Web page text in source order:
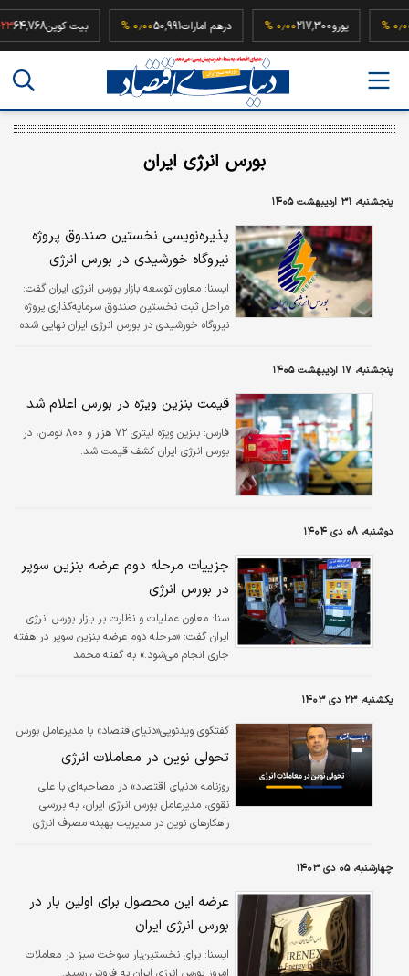
۰٫۰۰ % یورو217,300 ۰٫۰۰ % درهم امارات50,991 ۰٫۰۰ % بیت کوین
بورس انرژی ایران
پنجشنبه، ۳۱ اردیبهشت ۱۴۰۵
پذیره‌نویسی نخستین صندوق پروژه
نیروگاه خورشیدی در بورس انرژی
ایسنا: معاون توسعه بازار بورس انرژی ایران گفت:
مراحل ثبت نخستین صندوق سرمایه‌گذاری پروژه
نیروگاه خورشیدی در بورس انرژی ایران نهایی شده
پنجشنبه، ۱۷ اردیبهشت ۱۴۰۵
قیمت بنزین ویژه در بورس اعلام شد
فارس:
بنزین ویژه لیتری ۷۲ هزار و ۸۰۰ تومان، در
بورس انرژی ایران کشف قیمت شد.
دوشنبه، ۰۸ دی ۱۴۰۴
جزییات مرحله دوم عرضه بنزین سوپر
در بورس انرژی
سنا: معاون عملیات و نظارت بر بازار بورس انرژی
ایران گفت: «مرحله دوم عرضه بنزین سوپر در هفته
جاری انجام می‌شود.» به گفته محمد
یکشنبه، ۲۳ دی ۱۴۰۳
گفتگوی ویدئویی«دنیای‌اقتصاد» با مدیرعامل بورس
انرژی ایران؛
تحولی نوین در معاملات انرژی
روزنامه «دنیای اقتصاد» در مصاحبه‌ای با علی
نقوی، مدیرعامل بورس انرژی ایران، به بررسی
راهکارهای نوین در مدیریت بهینه مصرف انرژی
چهارشنبه، ۰۵ دی ۱۴۰۳
عرضه این محصول برای اولین بار در
بورس انرژی ایران
ايسنا: برای نخستین‌بار سوخت سبز در معاملات